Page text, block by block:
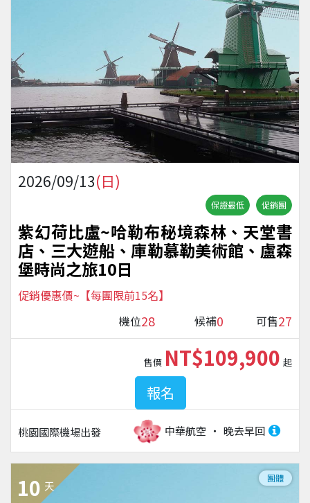
2026/09/13(日)
保證最低 促銷團
紫幻荷比盧~哈勒布秘境森林、天堂書
店、三大遊船、庫勒慕勒美術館、盧森
堡時尚之旅10日
促銷優惠價~【每團限前15名】
機位28 候補0 可售27
桃園國際機場出發 中華航空 晚去早回
售價 NT$109,900 起
報名
10 天
團體